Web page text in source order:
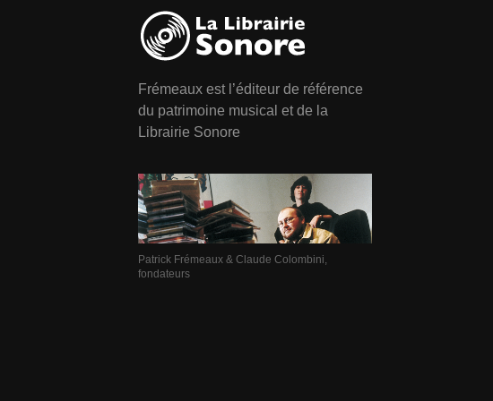
Frémeaux est l’éditeur de référence
du patrimoine musical et de la
Librairie Sonore
Patrick Frémeaux & Claude Colombini,
fondateurs